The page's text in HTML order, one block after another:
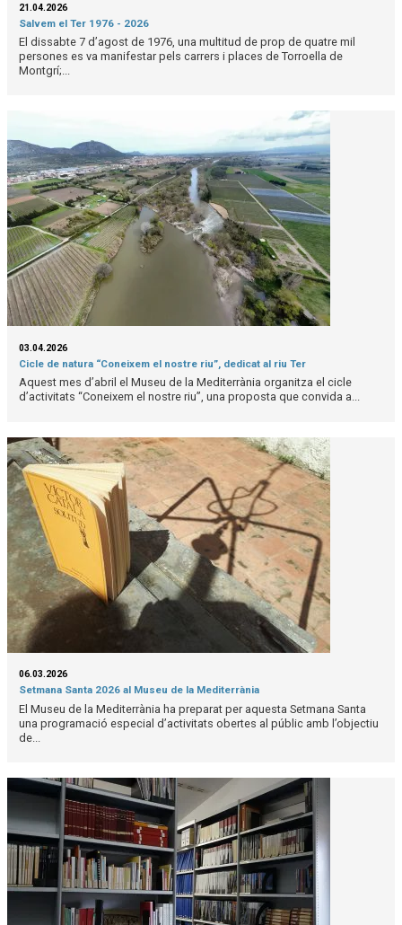
21.04.2026
Salvem el Ter 1976 - 2026
El dissabte 7 d’agost de 1976, una multitud de prop de quatre mil
persones es va manifestar pels carrers i places de Torroella de
Montgrí;...
03.04.2026
Cicle de natura “Coneixem el nostre riu”, dedicat al riu Ter
Aquest mes d’abril el Museu de la Mediterrània organitza el cicle
d’activitats “Coneixem el nostre riu”, una proposta que convida a...
06.03.2026
Setmana Santa 2026 al Museu de la Mediterrània
El Museu de la Mediterrània ha preparat per aquesta Setmana Santa
una programació especial d’activitats obertes al públic amb l’objectiu
de...